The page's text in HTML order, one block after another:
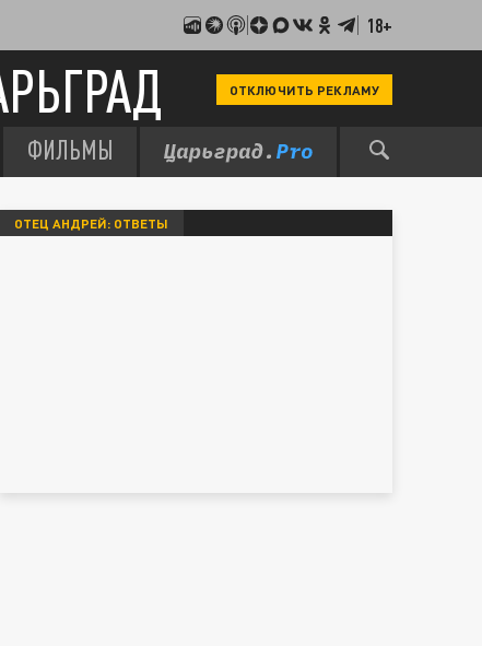
18+
ОТКЛЮЧИТЬ РЕКЛАМУ
ФИЛЬМЫ
ОТЕЦ АНДРЕЙ: ОТВЕТЫ